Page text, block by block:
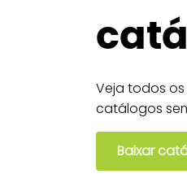
Veja todos
catálogos
Baixar